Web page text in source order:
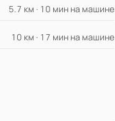
5.7 км · 10 мин на машине
10 км · 17 мин на машине